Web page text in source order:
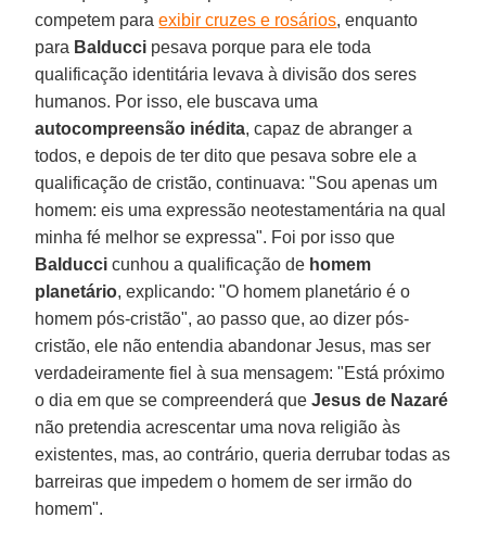
competem paraexibir cruzes e rosários, enquanto
para Balducci pesava porque para ele toda
qualificação identitária levava à divisão dos seres
humanos. Por isso, ele buscava uma
autocompreensão inédita, capaz de abranger a
todos, e depois de ter dito que pesava sobre ele a
qualificação de cristão, continuava: "Sou apenas um
homem: eis uma expressão neotestamentária na qual
minha fé melhor se expressa". Foi por isso que
Balducci cunhou a qualificação de homem
planetário, explicando: "O homem planetário é o
homem pós-cristão", ao passo que, ao dizer pós-
cristão, ele não entendia abandonar Jesus, mas ser
verdadeiramente fiel à sua mensagem: "Está próximo
o dia em que se compreenderá queJesus de Nazaré
não pretendia acrescentar uma nova religião às
existentes, mas, ao contrário, queria derrubar todas as
barreiras que impedem o homem de ser irmão do
homem".